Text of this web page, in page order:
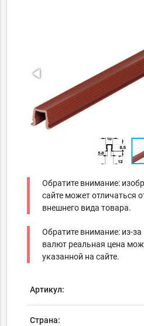
Обратите внимание:
сайте может отличаться
внешнего вида товара.
Обратите внимание: из-
валют реальная цена
указанной на сайте.
Артикул:
Страна: